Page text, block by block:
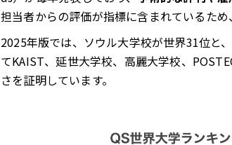
留学生のための実用情報ガイド
入学の鍵「TOPIK」とは？
卒業後の進路と就職
担当者からの評価が指標に含まれているた
2025年版では、ソウル大学校が世界31位と
てKAIST、延世大学校、高麗大学校、
さを証明しています。